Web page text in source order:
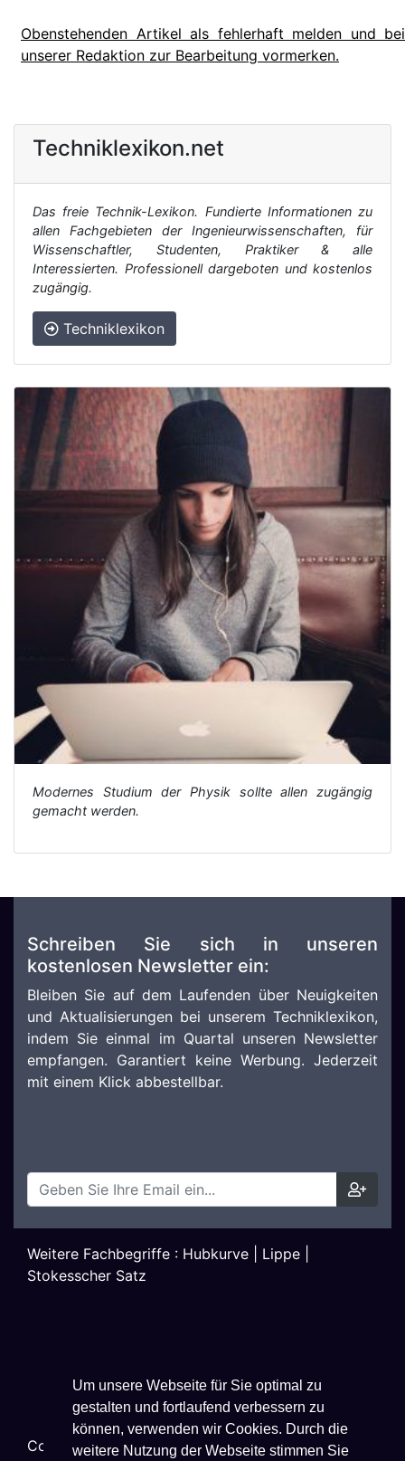
Um unsere Webseite für Sie optimal zu
gestalten und fortlaufend verbessern zu
können, verwenden wir Cookies. Durch die
weitere Nutzung der Webseite stimmen Sie
Obenstehenden Artikel als fehlerhaft melden und bei
unserer Redaktion zur Bearbeitung vormerken.
Techniklexikon.net
Das freie Technik-Lexikon. Fundierte Informationen zu
allen Fachgebieten der Ingenieurwissenschaften, für
Wissenschaftler, Studenten, Praktiker & alle
Interessierten. Professionell dargeboten und kostenlos
zugängig.
Techniklexikon
Modernes Studium der Physik sollte allen zugängig
gemacht werden.
Schreiben Sie sich in unseren
kostenlosen Newsletter ein:
Bleiben Sie auf dem Laufenden über Neuigkeiten
und Aktualisierungen bei unserem Techniklexikon,
indem Sie einmal im Quartal unseren Newsletter
empfangen. Garantiert keine Werbung. Jederzeit
mit einem Klick abbestellbar.
Weitere Fachbegriffe : Hubkurve Lippe
Stokesscher Satz
Copyright © 2026Techniklexikon.net - All Rights